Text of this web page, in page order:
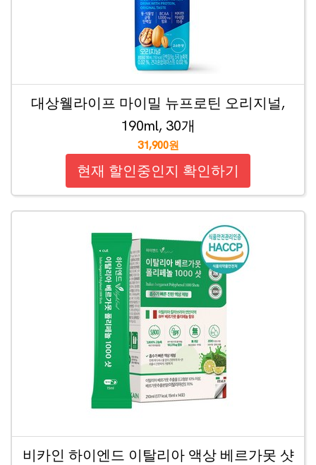
대상웰라이프 마이밀 뉴프로틴 오리지널,
190ml, 30개
31,900원
현재 할인중인지 확인하기
비카인 하이엔드 이탈리아 액상 베르가못 샷